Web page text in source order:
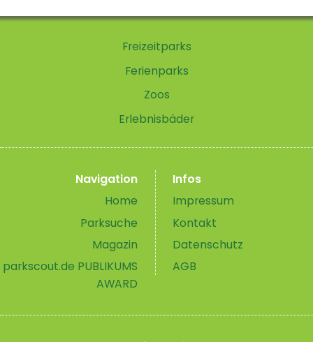
Freizeitparks
Ferienparks
Zoos
Erlebnisbäder
Navigation
Home
Parksuche
Magazin
parkscout.de PUBLIKUMS
AWARD
Infos
Impressum
Kontakt
Datenschutz
AGB